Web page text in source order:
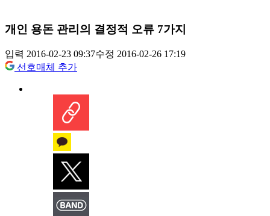
개인 용돈 관리의 결정적 오류 7가지
입력 2016-02-23 09:37수정 2016-02-26 17:19
선호매체 추가